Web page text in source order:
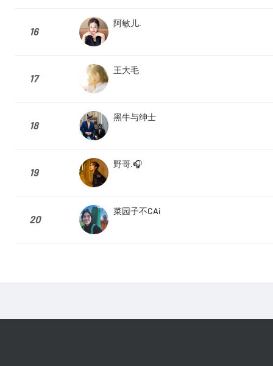
16
阿敏儿.
17
王大毛
18
黑牛与绅士
19
野哥.🎧
20
菜园子不CAi